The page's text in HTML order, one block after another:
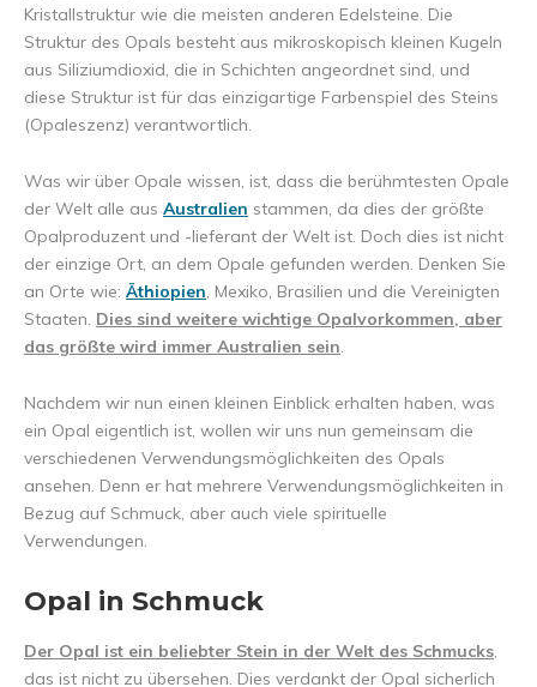
Kristallstruktur wie die meisten anderen Edelsteine. Die
Struktur des Opals besteht aus mikroskopisch kleinen Kugeln
aus Siliziumdioxid, die in Schichten angeordnet sind, und
diese Struktur ist für das einzigartige Farbenspiel des Steins
(Opaleszenz) verantwortlich.
Was wir über Opale wissen, ist, dass die berühmtesten Opale
der Welt alle aus Australien stammen, da dies der größte
Opalproduzent und -lieferant der Welt ist. Doch dies ist nicht
der einzige Ort, an dem Opale gefunden werden. Denken Sie
an Orte wie: Äthiopien, Mexiko, Brasilien und die Vereinigten
Staaten. Dies sind weitere wichtige Opalvorkommen, aber
das größte wird immer Australien sein.
Nachdem wir nun einen kleinen Einblick erhalten haben, was
ein Opal eigentlich ist, wollen wir uns nun gemeinsam die
verschiedenen Verwendungsmöglichkeiten des Opals
ansehen. Denn er hat mehrere Verwendungsmöglichkeiten in
Bezug auf Schmuck, aber auch viele spirituelle
Verwendungen.
Opal in Schmuck
Der Opal ist ein beliebter Stein in der Welt des Schmucks,
das ist nicht zu übersehen. Dies verdankt der Opal sicherlich